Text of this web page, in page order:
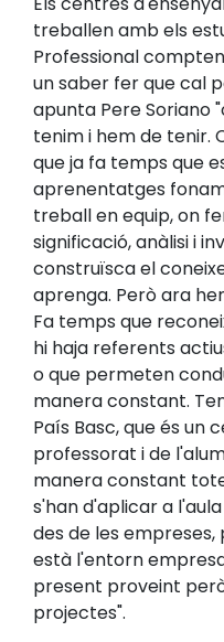
treballen amb els
Professional
un saber fer que cal
apunta Pere Soriano
tenim i hem de tenir.
que ja fa temps que
aprenentatges
treball en equip, on
significació, anàlisi i
construïsca el
aprenga. Però ara
Fa temps que
hi haja referents
o que permeten
manera constant.
País Basc, que és un
professorat i de
manera constant
s'han d'aplicar a
des de les
està l'entorn
present proveint
projectes".